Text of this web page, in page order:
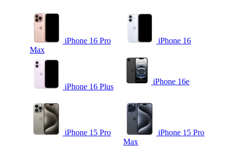
iPhone 16 Pro
Max
iPhone 16
iPhone 16 Plus
iPhone 16e
iPhone 15 Pro
iPhone 15 Pro
Max